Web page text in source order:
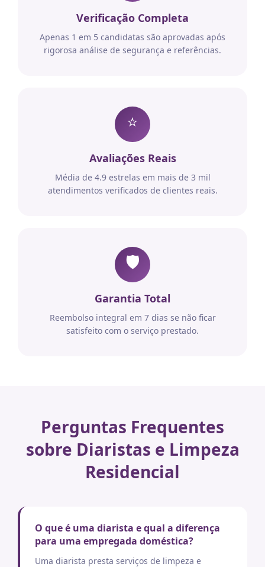
Verificação Completa
Apenas 1 em 5 candidatas são aprovadas após
rigorosa análise de segurança e referências.
⭐
Avaliações Reais
Média de 4.9 estrelas em mais de 3 mil
atendimentos verificados de clientes reais.
🛡️
Garantia Total
Reembolso integral em 7 dias se não ficar
satisfeito com o serviço prestado.
Perguntas Frequentes
sobre Diaristas e Limpeza
Residencial
O que é uma diarista e qual a diferença
para uma empregada doméstica?
Uma diarista presta serviços de limpeza e